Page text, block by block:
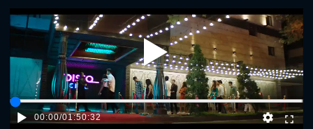
Play
00:00/01:50:32